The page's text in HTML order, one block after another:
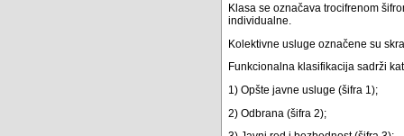
Klasa se označava trocifrenom
individualne.
Kolektivne usluge označene su
Funkcionalna klasifikacija sadrži
1) Opšte javne usluge (šifra 1);
2) Odbrana (šifra 2);